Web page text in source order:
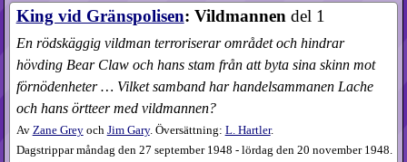
King vid Gränspolisen: Vildmannen del 1
En rödskäggig vildman terroriserar området och hindrar
hövding Bear Claw och hans stam från att byta sina skinn mot
förnödenheter … Vilket samband har handelsammanen Lache
och hans örtteer med vildmannen?
Av Zane Greyoch Jim Gary. Översättning: L. Hartler.
Dagstrippar måndag den 27 september 1948 - lördag den 20 november 1948.